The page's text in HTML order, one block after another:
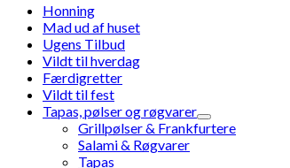
Honning
Mad ud af huset
Ugens Tilbud
Vildt til hverdag
Færdigretter
Vildt til fest
Tapas, pølser og røgvarer
Grillpølser & Frankfurtere
Salami & Røgvarer
Tapas